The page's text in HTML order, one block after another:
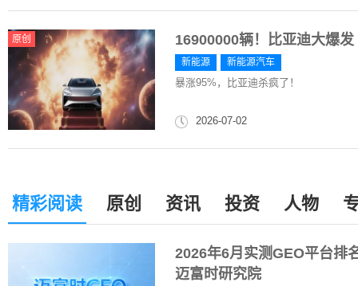
原创 16900000辆！比亚迪大爆发
新能源 新能源汽车
暴涨95%，比亚迪杀疯了！
2026-07-02
精彩阅读 原创 资讯 投资 人物
2026年6月实测GEO平台排
迈富时研究院